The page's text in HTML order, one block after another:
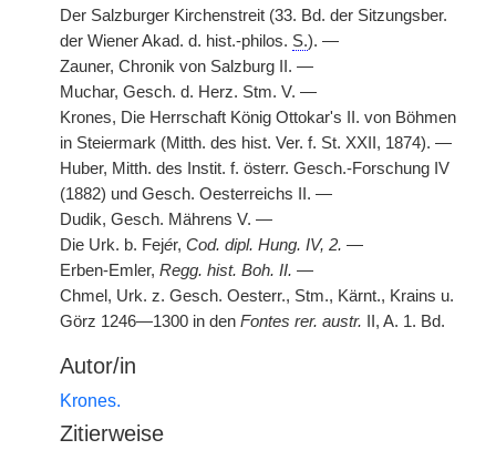
Der Salzburger Kirchenstreit (33. Bd. der Sitzungsber.
der Wiener Akad. d. hist.-philos. S.). —
Zauner, Chronik von Salzburg II. —
Muchar, Gesch. d. Herz. Stm. V. —
Krones, Die Herrschaft König Ottokar's II. von Böhmen
in Steiermark (Mitth. des hist. Ver. f. St. XXII, 1874). —
Huber, Mitth. des Instit. f. österr. Gesch.-Forschung IV
(1882) und Gesch. Oesterreichs II. —
Dudik, Gesch. Mährens V. —
Die Urk. b. Fejér, Cod. dipl. Hung. IV, 2. —
Erben-Emler, Regg. hist. Boh. II. —
Chmel, Urk. z. Gesch. Oesterr., Stm., Kärnt., Krains u.
Görz 1246—1300 in den Fontes rer. austr. II, A. 1. Bd.
Autor/in
Krones.
Zitierweise